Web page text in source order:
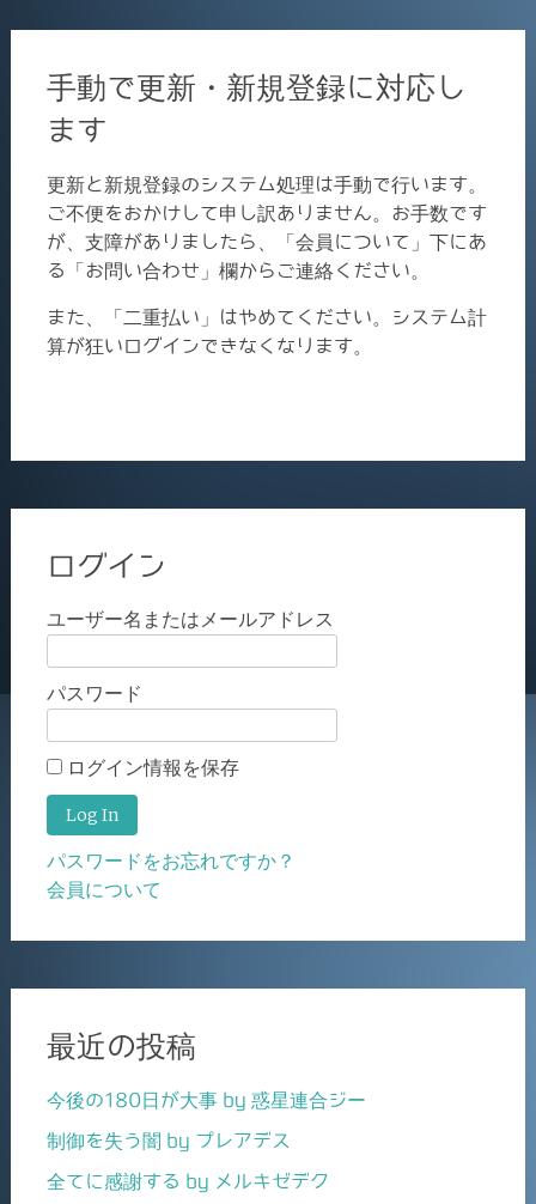
手動で更新・新規登録に対応し
ます
更新と新規登録のシステム処理は手動で行います。
ご不便をおかけして申し訳ありません。お手数です
が、支障がありましたら、「会員について」下にあ
る「お問い合わせ」欄からご連絡ください。
また、「二重払い」はやめてください。システム計
算が狂いログインできなくなります。
ログイン
ユーザー名またはメールアドレス
パスワード
ログイン情報を保存
パスワードをお忘れですか？
会員について
最近の投稿
今後の180日が大事 by 惑星連合ジー
制御を失う闇 by プレアデス
全てに感謝する by メルキゼデク